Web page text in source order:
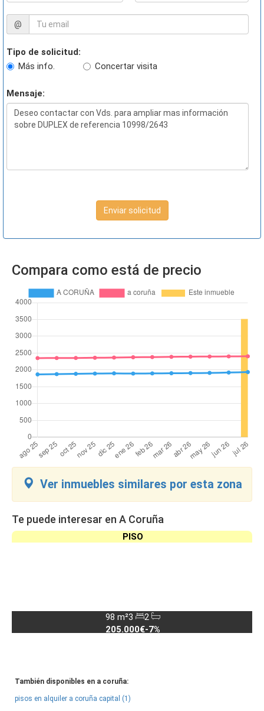
@
Tipo de solicitud:
Más info.
Concertar visita
Mensaje:
Enviar solicitud
Compara como está de precio
Ver inmuebles similares por esta zona
Te puede interesar en A Coruña
PISO
98 m²3
2
205.000€-7%
También disponibles en a coruña:
pisos en alquiler a coruña capital (1)